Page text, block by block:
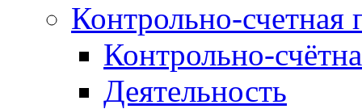
Контрольно-счетная
Контрольно-
Деятельность